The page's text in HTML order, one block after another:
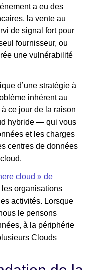
a eu des
la vente au
de signal fort pour
fournisseur, ou
une vulnérabilité
d’une stratégie à
inhérent au
ce jour de la raison
hybride — qui vous
et les charges
centres de données
cloud » de
organisations
activités. Lorsque
le pensons
à la périphérie
Clouds